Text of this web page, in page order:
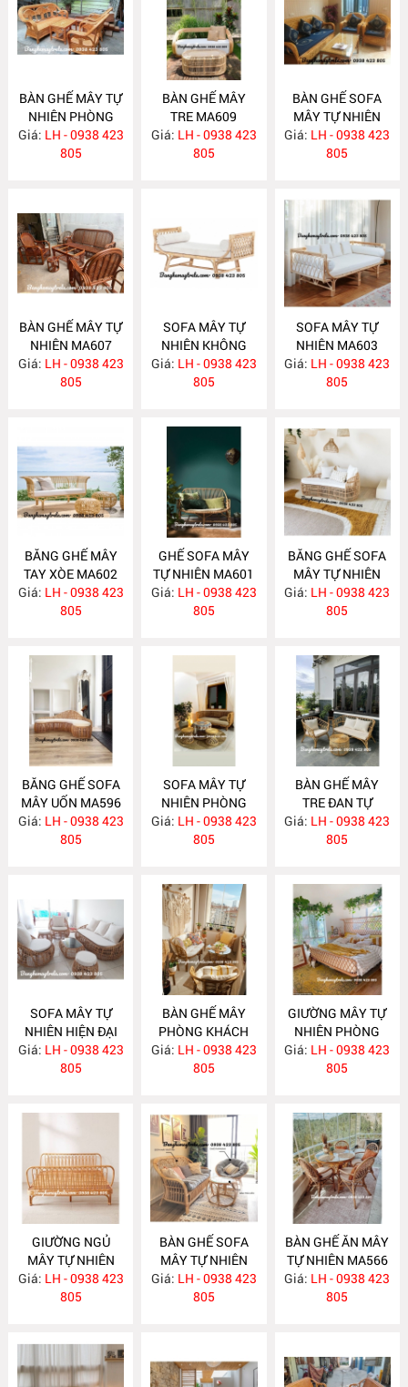
BÀN GHẾ MÂY TỰ
NHIÊN PHÒNG
KHÁCH MA610
Giá: LH - 0938 423
805
BÀN GHẾ MÂY
TRE MA609
Giá: LH - 0938 423
805
BÀN GHẾ SOFA
MÂY TỰ NHIÊN
PHÒNG KHÁCH
MA608
Giá: LH - 0938 423
805
BÀN GHẾ MÂY TỰ
NHIÊN MA607
Giá: LH - 0938 423
805
SOFA MÂY TỰ
NHIÊN KHÔNG
TỰA MA604
Giá: LH - 0938 423
805
SOFA MÂY TỰ
NHIÊN MA603
Giá: LH - 0938 423
805
BĂNG GHẾ MÂY
TAY XÒE MA602
Giá: LH - 0938 423
805
GHẾ SOFA MÂY
TỰ NHIÊN MA601
Giá: LH - 0938 423
805
BĂNG GHẾ SOFA
MÂY TỰ NHIÊN
MA597
Giá: LH - 0938 423
805
BĂNG GHẾ SOFA
MÂY UỐN MA596
Giá: LH - 0938 423
805
SOFA MÂY TỰ
NHIÊN PHÒNG
KHÁCH MA588
Giá: LH - 0938 423
805
BÀN GHẾ MÂY
TRE ĐAN TỰ
NHIÊN MA587
Giá: LH - 0938 423
805
SOFA MÂY TỰ
NHIÊN HIỆN ĐẠI
MA586
Giá: LH - 0938 423
805
BÀN GHẾ MÂY
PHÒNG KHÁCH
NHỎ GỌN MA585
Giá: LH - 0938 423
805
GIƯỜNG MÂY TỰ
NHIÊN PHÒNG
NGỦ MA584
Giá: LH - 0938 423
805
GIƯỜNG NGỦ
MÂY TỰ NHIÊN
MA583
Giá: LH - 0938 423
805
BÀN GHẾ SOFA
MÂY TỰ NHIÊN
MA568
Giá: LH - 0938 423
805
BÀN GHẾ ĂN MÂY
TỰ NHIÊN MA566
Giá: LH - 0938 423
805